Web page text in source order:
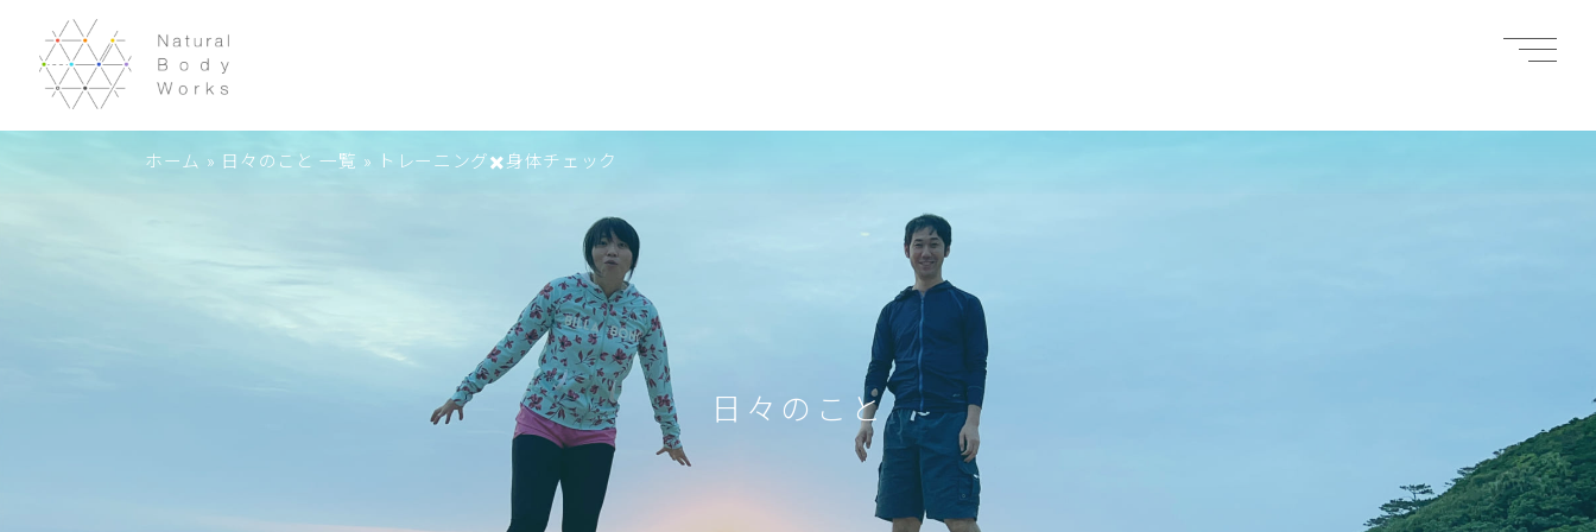
ホーム » 日々のこと 一覧 » トレーニング✖️身体チェック
日々のこと